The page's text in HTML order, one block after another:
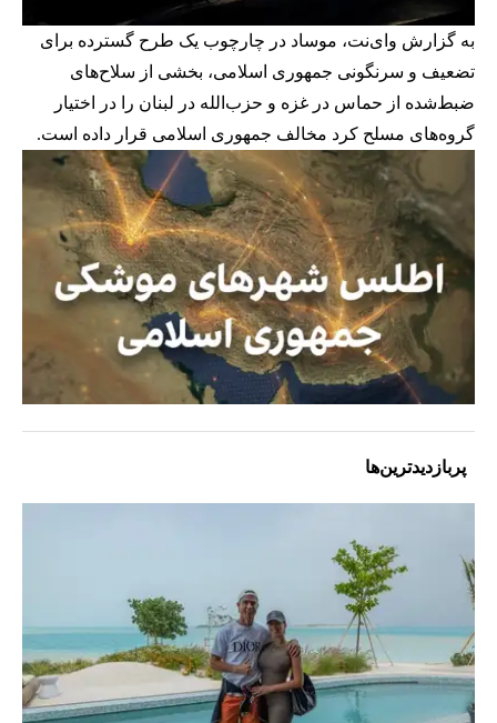
به گزارش وای‌نت، موساد در چارچوب یک طرح گسترده برای
تضعیف و سرنگونی جمهوری اسلامی، بخشی از سلاح‌های
ضبط‌شده از حماس در غزه و حزب‌الله در لبنان را در اختیار
گروه‌های مسلح کرد مخالف جمهوری اسلامی قرار داده است.
پربازدیدترین‌ها